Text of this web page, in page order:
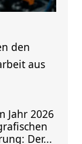
den
aus
Jahr 2026
Der...